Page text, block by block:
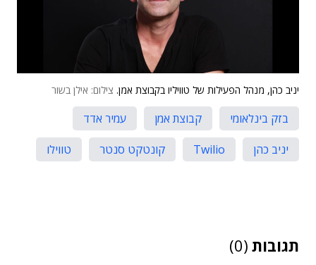
יניב כהן, מנהל הפעילות של טוויליו בקבוצת אמן. צילום: אילן בשור
בזק בינלאומי קבוצת אמן
עמיר אדד
יניב כהן
Twilio קונטקט סנטר טווילו
תגובות (0)